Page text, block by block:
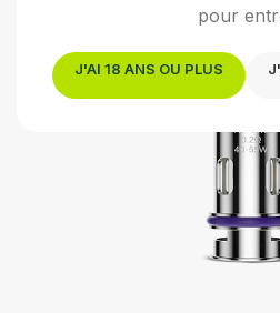
pour
J'AI 18 ANS OU PLUS